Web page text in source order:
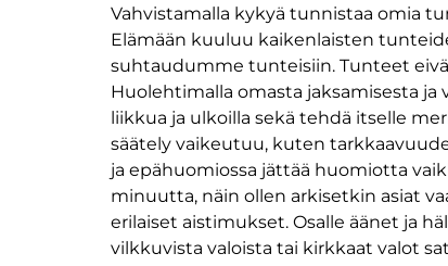
Vahvistamalla kykyä tunnistaa omia
Elämään kuuluu kaikenlaisten
suhtaudumme tunteisiin. Tunteet
Huolehtimalla omasta jaksamisesta
liikkua ja ulkoilla sekä tehdä itselle
säätely vaikeutuu, kuten
ja epähuomiossa jättää huomiotta
minuutta, näin ollen arkisetkin asiat
erilaiset aistimukset. Osalle äänet ja
vilkkuvista valoista tai kirkkaat valot